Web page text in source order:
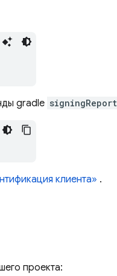
gradle signingReport
клиента» .
проекта: